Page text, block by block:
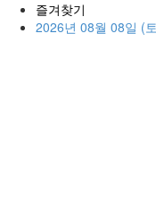
즐겨찾기
2026년 08월 08일 (